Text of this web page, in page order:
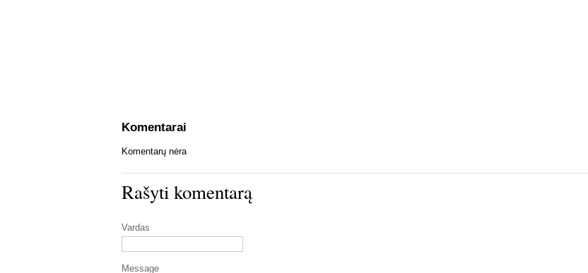
Komentarai
Komentarų nėra
Rašyti komentarą
Vardas
Message